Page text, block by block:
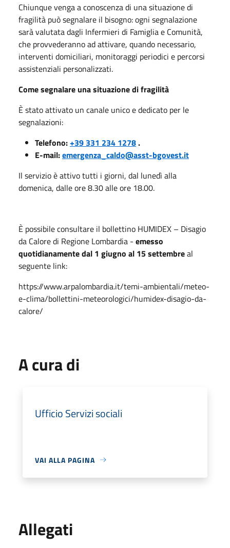
Chiunque venga a conoscenza di una situazione di
fragilità può segnalare il bisogno: ogni segnalazione
sarà valutata dagli Infermieri di Famiglia e Comunità,
che provvederanno ad attivare, quando necessario,
interventi domiciliari, monitoraggi periodici e percorsi
assistenziali personalizzati.
Come segnalare una situazione di fragilità
È stato attivato un canale unico e dedicato per le
segnalazioni:
Telefono:+39 331 234 1278.
E-mail:emergenza_caldo@asst-bgovest.it
Il servizio è attivo tutti i giorni, dal lunedì alla
domenica, dalle ore 8.30 alle ore 18.00.
È possibile consultare il bollettino HUMIDEX – Disagio
da Calore di Regione Lombardia - emesso
quotidianamente dal 1 giugno al 15 settembreal
seguente link:
https://www.arpalombardia.it/temi-ambientali/meteo-
e-clima/bollettini-meteorologici/humidex-disagio-da-
calore/
A cura di
Ufficio Servizi sociali
VAI ALLA PAGINA
Allegati